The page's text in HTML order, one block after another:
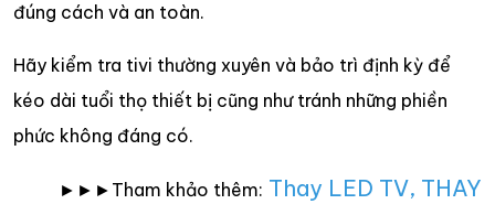
đúng cách và an toàn.
Hãy kiểm tra tivi thường xuyên và bảo trì định kỳ để
kéo dài tuổi thọ thiết bị cũng như tránh những phiền
phức không đáng có.
►►►Tham khảo thêm: Thay LED TV, THAY